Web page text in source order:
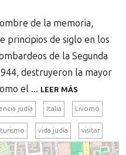
de la memoria,
principios de siglo en los
de la Segunda
destruyeron la mayor
el ... LEER MÁS
judía Italia Livorno
turismo vida judía visitar